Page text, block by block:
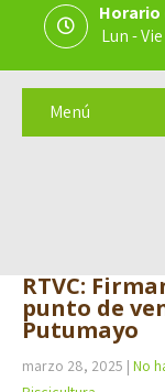
Horario
Lun -
Menú
RTVC:
punto de
Putumayo
marzo 28, 2025 | No